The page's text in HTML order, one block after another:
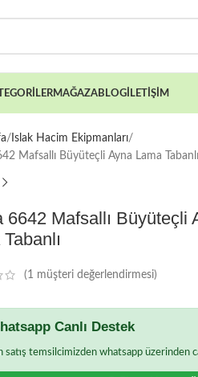
MAĞAZABLOGİLETIŞIM
Islak Hacim Ekipmanları
Mafsallı Büyüteçli Ayna Lama Tabanlı
6642 Mafsallı Büyüteçli
(1 müşteri değerlendirmesi)
Canlı Destek
satış temsilcimizden whatsapp üzerinden